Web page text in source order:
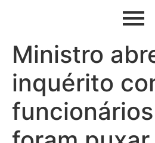
Ministro
inquérito